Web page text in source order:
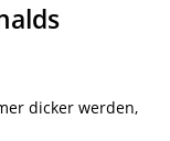
dicker werden,